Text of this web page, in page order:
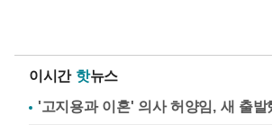
이시간 핫뉴스
'고지용과 이혼' 의사 허양임, 새 출발